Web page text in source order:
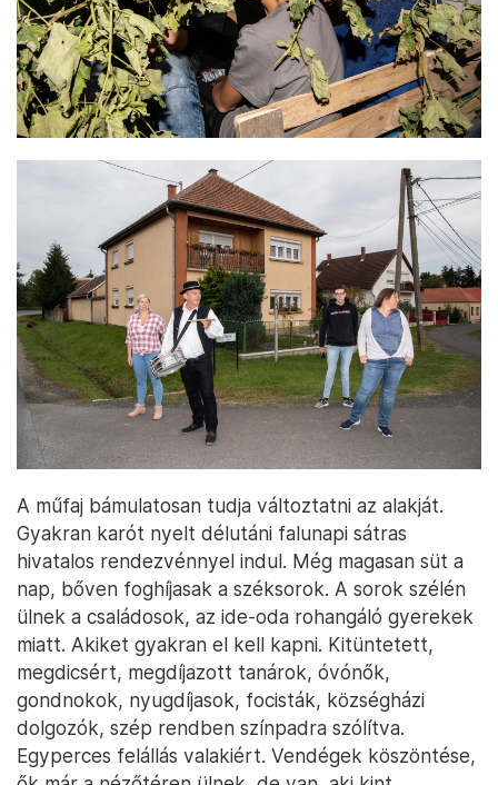
A műfaj bámulatosan tudja változtatni az alakját.
Gyakran karót nyelt délutáni falunapi sátras
hivatalos rendezvénnyel indul. Még magasan süt a
nap, bőven foghíjasak a széksorok. A sorok szélén
ülnek a családosok, az ide-oda rohangáló gyerekek
miatt. Akiket gyakran el kell kapni. Kitüntetett,
megdicsért, megdíjazott tanárok, óvónők,
gondnokok, nyugdíjasok, focisták, községházi
dolgozók, szép rendben színpadra szólítva.
Egyperces felállás valakiért. Vendégek köszöntése,